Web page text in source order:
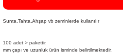
Sunta,Tahta,Ahşap vb zeminlerde kullanılır
100 adet > pakettir.
mm çapı ve uzunluk ürün isminde belirtilmektedir.